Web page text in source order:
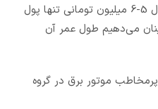
تومان باشد، با خرید یک محصول 5-6 میلیون تومانی تنها پول
می‌دهیم طول عمر آن
موتور برق در گروه